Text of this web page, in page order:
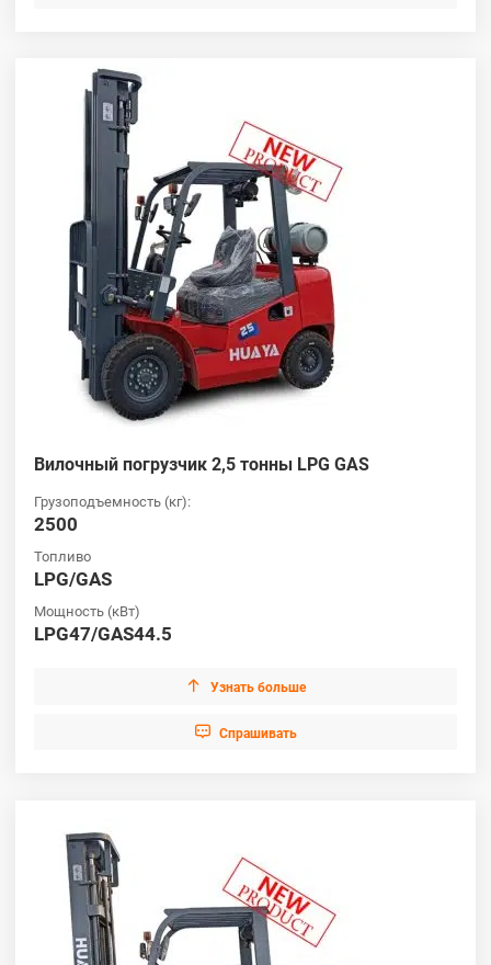
требований современного бизнеса; они еще более надежны,
дешевле в эксплуатации, проще в обслуживании и легче в
использовании, что означает повышение производительности
и прибыльности для вас.
Наши вилочные погрузчики с газовым двигателем - это
стильный, долговечный, хорошо продуманный и экономичный
выбор для ваших потребностей в погрузочно-разгрузочном
Вилочный погрузчик 2,5 тонны LPG GAS
Грузоподъемность (кг):
2500
Топливо
LPG/GAS
Мощность (кВт)
LPG47/GAS44.5
 Узнать больше
 Cпрашивать